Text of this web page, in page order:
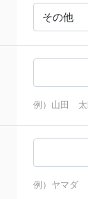
例）山田 太
例）ヤマダ